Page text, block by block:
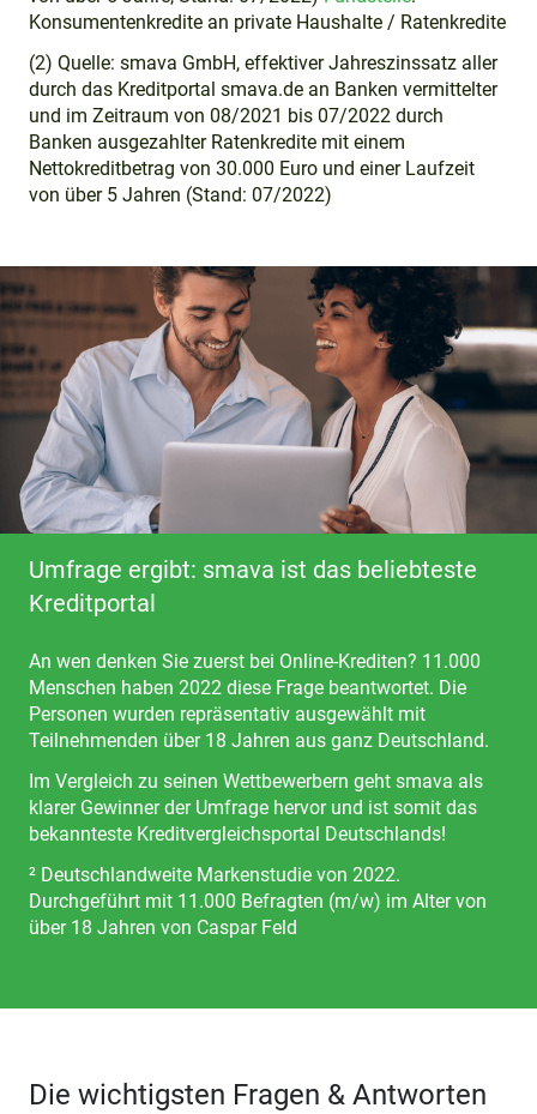
Konsumentenkredite an private Haushalte / Ratenkredite
(2) Quelle: smava GmbH, effektiver Jahreszinssatz aller
durch das Kreditportal smava.de an Banken vermittelter
und im Zeitraum von 08/2021 bis 07/2022 durch
Banken ausgezahlter Ratenkredite mit einem
Nettokreditbetrag von 30.000 Euro und einer Laufzeit
von über 5 Jahren (Stand: 07/2022)
Umfrage ergibt: smava ist das beliebteste
Kreditportal
An wen denken Sie zuerst bei Online-Krediten? 11.000
Menschen haben 2022 diese Frage beantwortet. Die
Personen wurden repräsentativ ausgewählt mit
Teilnehmenden über 18 Jahren aus ganz Deutschland.
Im Vergleich zu seinen Wettbewerbern geht smava als
klarer Gewinner der Umfrage hervor und ist somit das
bekannteste Kreditvergleichsportal Deutschlands!
² Deutschlandweite Markenstudie von 2022.
Durchgeführt mit 11.000 Befragten (m/w) im Alter von
über 18 Jahren von Caspar Feld
Die wichtigsten Fragen & Antworten